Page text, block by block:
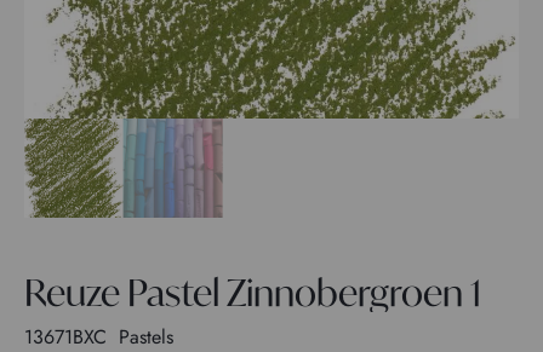
Reuze Pastel Zinnobergroen 1
13671BXC Pastels